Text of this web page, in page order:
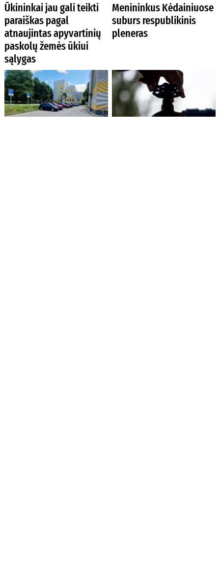
Ūkininkai jau gali teikti
paraiškas pagal
atnaujintas apyvartinių
paskolų žemės ūkiui
sąlygas
Menininkus Kėdainiuose
suburs respublikinis
pleneras